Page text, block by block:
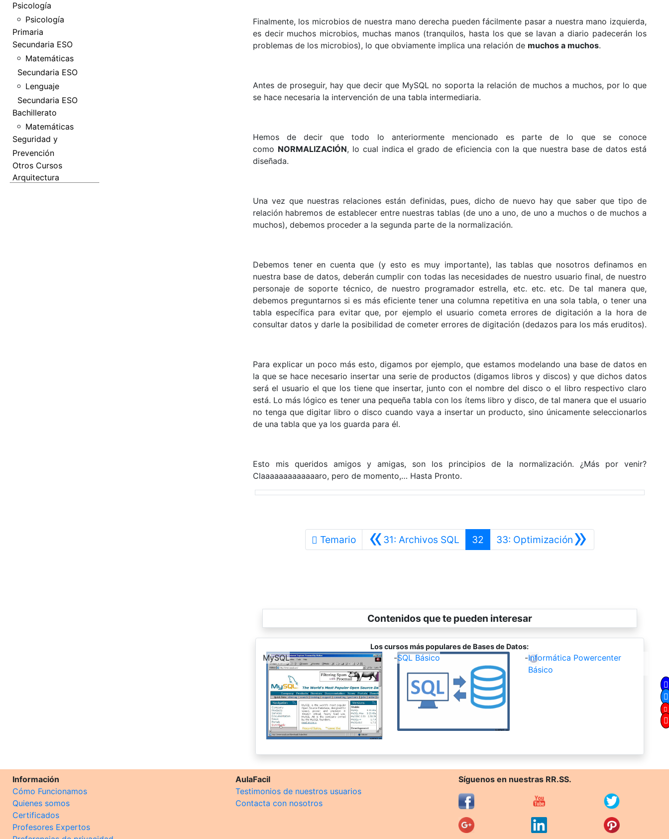
Psicología
Psicología
Primaria
Secundaria ESO
Matemáticas
Secundaria ESO
Lenguaje
Secundaria ESO
Bachillerato
Matemáticas
Seguridad y
Prevención
Otros Cursos
Arquitectura
Finalmente, los microbios de nuestra mano derecha pueden fácilmente pasar a nuestra mano izquierda,
es decir muchos microbios, muchas manos (tranquilos, hasta los que se lavan a diario padecerán los
problemas de los microbios), lo que obviamente implica una relación de muchos a muchos.
Antes de proseguir, hay que decir que MySQL no soporta la relación de muchos a muchos, por lo que
se hace necesaria la intervención de una tabla intermediaria.
Hemos de decir que todo lo anteriormente mencionado es parte de lo que se conoce
como NORMALIZACIÓN, lo cual indica el grado de eficiencia con la que nuestra base de datos está
diseñada.
Una vez que nuestras relaciones están definidas, pues, dicho de nuevo hay que saber que tipo de
relación habremos de establecer entre nuestras tablas (de uno a uno, de uno a muchos o de muchos a
muchos), debemos proceder a la segunda parte de la normalización.
Debemos tener en cuenta que (y esto es muy importante), las tablas que nosotros definamos en
nuestra base de datos, deberán cumplir con todas las necesidades de nuestro usuario final, de nuestro
personaje de soporte técnico, de nuestro programador estrella, etc. etc. etc. De tal manera que,
debemos preguntarnos si es más eficiente tener una columna repetitiva en una sola tabla, o tener una
tabla específica para evitar que, por ejemplo el usuario cometa errores de digitación a la hora de
consultar datos y darle la posibilidad de cometer errores de digitación (dedazos para los más eruditos).
Para explicar un poco más esto, digamos por ejemplo, que estamos modelando una base de datos en
la que se hace necesario insertar una serie de productos (digamos libros y discos) y que dichos datos
será el usuario el que los tiene que insertar, junto con el nombre del disco o el libro respectivo claro
está. Lo más lógico es tener una pequeña tabla con los ítems libro y disco, de tal manera que el usuario
no tenga que digitar libro o disco cuando vaya a insertar un producto, sino únicamente seleccionarlos
de una tabla que ya los guarda para él.
Esto mis queridos amigos y amigas, son los principios de la normalización. ¿Más por venir?
Claaaaaaaaaaaaaro, pero de momento,… Hasta Pronto.
Temario «31: Archivos SQLAnterior
32 »
33: OptimizaciónSiguiente
Contenidos que te pueden interesar
Los cursos más populares de Bases de Datos:
-
MySQL -SQL Básico -Informática Powercenter
Básico
Información
Cómo Funcionamos
Quienes somos
Certificados
Profesores Expertos
AulaFacil
Testimonios de nuestros usuarios
Contacta con nosotros
Síguenos en nuestras RR.SS.